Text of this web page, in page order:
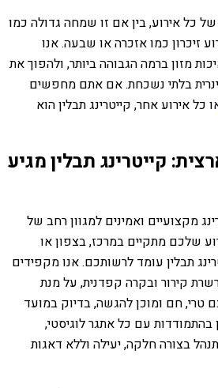
כל אירוע, בין אם זו שמחה גדולה כמו
זיכרון כמו אזכרה או שבעה. אנו
מזון ברמה הגבוהה ביותר, ולהפוך את
בלתי נשכחת. אם אתם מחפשים
כל אירוע אחר, קייטרינג תבלין הוא
קייטרינג תבלין מגיע
מקצועיים ואמינים למגוון רחב של
שלכם מתקיים במרכז, בצפון או
תבלין עומד לרשותכם. אנו מקפידים
קירור ובקרה קפדנית, על מנת
טרי, חם ומוכן להגשה, בדיוק במועד
בהתמודדות עם כל אתגר לוגיסטי,
בצורה חלקה, יעילה וללא דאגות